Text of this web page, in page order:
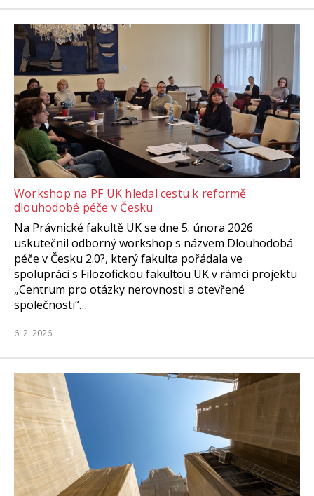
Workshop na PF UK hledal cestu k reformě
dlouhodobé péče v Česku
Na Právnické fakultě UK se dne 5. února 2026
uskutečnil odborný workshop s názvem Dlouhodobá
péče v Česku 2.0?, který fakulta pořádala ve
spolupráci s Filozofickou fakultou UK v rámci projektu
„Centrum pro otázky nerovnosti a otevřené
společnosti“…
6. 2. 2026